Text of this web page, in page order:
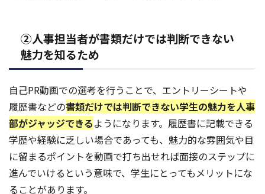
②人事担当者が書類だけでは判断できない
魅力を知るため
自己PR動画での選考を行うことで、エントリーシートや
履歴書などの書類だけでは判断できない学生の魅力を人事
部がジャッジできるようになります。履歴書に記載できる
学歴や経験に乏しい場合であっても、魅力的な雰囲気や目
に留まるポイントを動画で打ち出せれば面接のステップに
進んでいけるという意味で、学生にとってもメリットにな
ることがあります。